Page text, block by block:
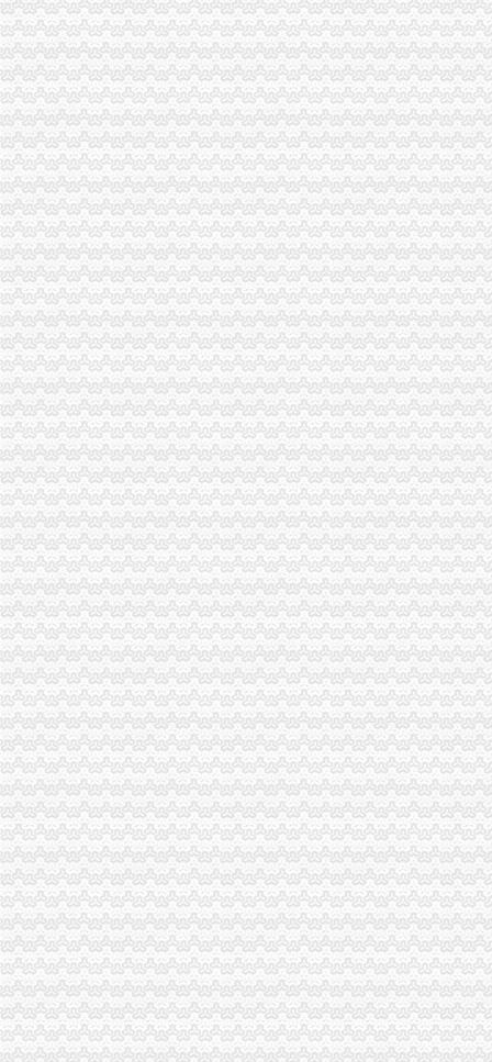
办理进出口权进出口许可申请条件是什么需要哪些资料_2017新资质
【广州申请进出口权进出口权办理流程进出口权申请条件】-广州东山
供应广州进出口权申请条件（图）-供应信息-环球经贸网
商务部公告2014年第80号公布《2015年原油非国营贸易进口企业申请
广州申请进出口权的流程广州申请进出口权的条件_申请广州进出口权_
货物进出口权申请条件及代理费用-北京便民网
广州进出口权申请的条件-准信儿分类信息
暂时进出口货物的范围或申请条件（图）-供应信息-环球经贸网
企业如何办理进出口权？申请进出口权的条件及流程？—多有米
进出口权办理流程进出口权申请条件2017/9/2815:05:05-猛犬酒吧-
广州申请进出口权进出口权办理流程进出口权申请条件-广州58同城
进出口权申请条件需要什么条件？-一般商务服务-久久信息网
申请进出口权的条件？_商业_天涯问答_天涯社区
深圳公司申请进出口权；申请进出口权的条件-产品网
申请一般贸易进出口公司有什么条件？-外经贸
如何办理进出口权广州公司进出口权申请条件图片,如何办理进出口权
北京进出口权的申请条件流程和资料-直辖市北京专利服务信息
上海企业进出口权的申请条件_搜狐文化_搜狐网
【广州企业办理进出口权、进出口权申请条件】厂家,价格,图片_广
青海企业进出口权申请的条件及要求-会计/审计-久久信息网
企业申请进出口权及出口退税申请的条件-福建厦门会计审计信息
郑州进出口退税申请条件_搜狐其它_搜狐网
天津东丽如何申请进出口权,进出口权申请条件-咨询培训-水母网
办理北京进出口权进出口许可证的申请条件是什么需要哪些资料-北京
南昌内资公司如何申请进出口权,申请进出口权资质的条件-登尼服
公布《2016年原油非国营贸易进口允许量总量、申请条件和申请程序
南昌企业申请进出口权,如何办理进出口权申请,进出口权申请条件
南京外贸公司进出口经营权申请条件及流程-深圳酷易搜
2012年非国营贸易申请原油进口条件及流程（转载）_进出口贸易_天
鑫南财务--进出口经营权申办条件办理流程需要哪此材料_【公司注册
深圳进出口权申请条件、材料、流程、时间及费用-深圳58同城
申请注册进出口公司需要具备什么条件？—多有米
注册深圳公司深圳进出口权申请条件、材料、流程、时间-深圳58同城
【外贸出口企业资质认定进出口权申请条件】-郑州二七易登网
青海西宁进出口公司申请条件---爱喇叭网
申请进出口权条件_中华文本库
南昌进出口权申请的优势及条件
广州进出口权申请条件,申请进出口权,申请进出口权的流程-
广州进出口权申请条件,申请进出口权,申请进出口权的流程-
【信进出口企业申请进出口权需具备的条件】-信易登网
申请进出口权的条件-阿里巴巴
香港注册公司之进出口申报条件及材料介绍-浙商动态-浙商频道-浙江都
【地宝网】进出口权申请南昌申请进出口权申报条件_咨询代办顾问